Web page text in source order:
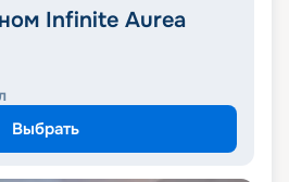
Infinite Aurea
Выбрать